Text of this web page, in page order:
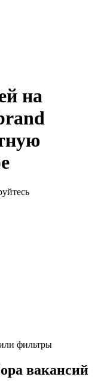
на
фильтры
вакансий